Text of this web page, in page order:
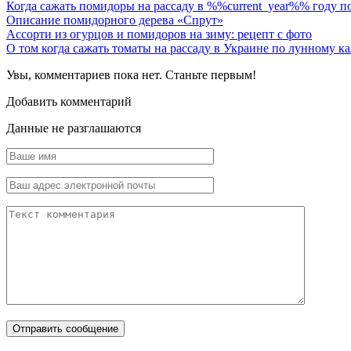
Когда сажать помидоры на рассаду в %%current_year%% году
Описание помидорного дерева «Спрут»
Ассорти из огурцов и помидоров на зиму: рецепт с фото
О том когда сажать томаты на рассаду в Украине по лунному
Увы, комментариев пока нет. Станьте первым!
Добавить комментарий
Данные не разглашаются